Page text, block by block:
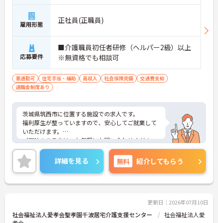
雇用形態 正社員(正職員)
応募要件
■介護職員初任者研修（ヘルパー2級）以上
※無資格でも相談可
車通勤可 住宅手当・補助 高収入 社会保険完備
交通費支給
退職金制度あり
茨城県筑西市に位置する施設での求人です。
福利厚生が整っていますので、安心してご就業して
いただけます。
ご興味のある方は、お気軽にお問い合わせくださ
い。
詳細を見る 無料 紹介してもらう
更新日：2026年07月10日
社会福祉法人愛孝会聖孝園千波居宅介護支援センター
社会福祉法人愛